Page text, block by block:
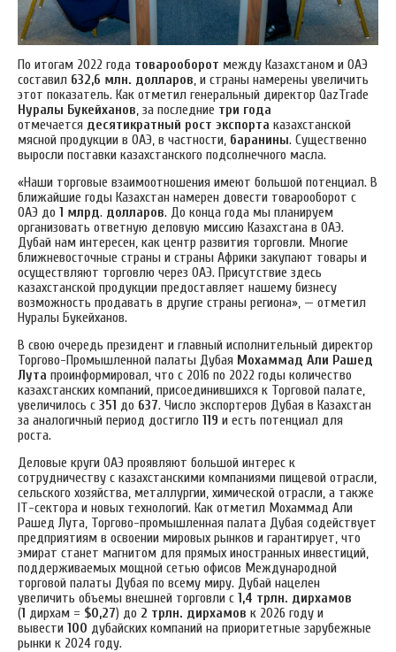
По итогам 2022 года товарооборот между Казахстаном и ОАЭ
составил 632,6 млн. долларов , и страны намерены увеличить
этот показатель. Как отметил генеральный директор QazTrade
Нуралы Букейханов , за последние три года
отмечается десятикратный рост экспорта казахстанской
мясной продукции в ОАЭ, в частности, баранины. Существенно
выросли поставки казахстанского подсолнечного масла.
«Наши торговые взаимоотношения имеют большой потенциал. В
ближайшие годы Казахстан намерен довести товарооборот с
ОАЭ до 1 млрд. долларов. До конца года мы планируем
организовать ответную деловую миссию Казахстана в ОАЭ.
Дубай нам интересен, как центр развития торговли. Многие
ближневосточные страны и страны Африки закупают товары и
осуществляют торговлю через ОАЭ. Присутствие здесь
казахстанской продукции предоставляет нашему бизнесу
возможность продавать в другие страны региона», — отметил
Нуралы Букейханов.
В свою очередь президент и главный исполнительный директор
Торгово-Промышленной палаты Дубая Мохаммад Али Рашед
Лута проинформировал, что с 2016 по 2022 годы количество
казахстанских компаний, присоединившихся к Торговой палате,
увеличилось с 351 до 637. Число экспортеров Дубая в Казахстан
за аналогичный период достигло 119 и есть потенциал для
роста.
Деловые круги ОАЭ проявляют большой интерес к
сотрудничеству с казахстанскими компаниями пищевой отрасли,
сельского хозяйства, металлургии, химической отрасли, а также
IT-сектора и новых технологий. Как отметил Мохаммад Али
Рашед Лута, Торгово-промышленная палата Дубая содействует
предприятиям в освоении мировых рынков и гарантирует, что
эмират станет магнитом для прямых иностранных инвестиций,
поддерживаемых мощной сетью офисов Международной
торговой палаты Дубая по всему миру. Дубай нацелен
увеличить объемы внешней торговли с 1,4 трлн. дирхамов
(1 дирхам = $0,27) до 2 трлн. дирхамов к 2026 году и
вывести 100 дубайских компаний на приоритетные зарубежные
рынки к 2024 году.